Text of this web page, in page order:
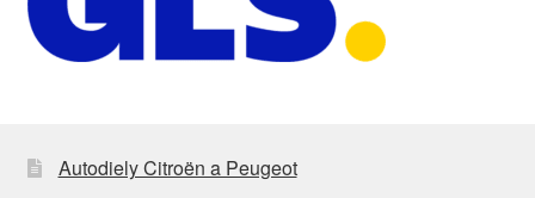
Autodiely Citroën a Peugeot